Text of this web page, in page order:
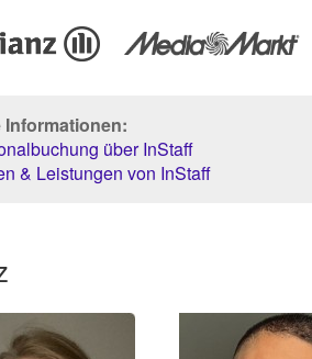
Informationen:
über InStaff
& Leistungen von InStaff